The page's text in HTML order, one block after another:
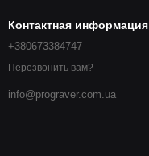
Контактная информация
+380673384747
Перезвонить вам?
info@prograver.com.ua